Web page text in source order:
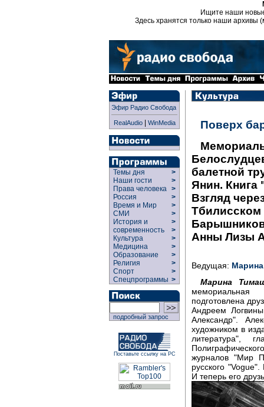
Ищите наши
Здесь хранятся только наши архивы
Эфир Радио Свобода
RealAudio| WinMedia
Темы дня
>
Наши гости
>
Права человека >
Россия
>
Время и Мир
>
СМИ
>
История и
современность
>
>
Культура
>
Медицина
>
Образование
>
Религия
>
Спорт
>
Спецпрограммы >
подробный запрос
Поставьте ссылку на РС
Поверх
балетной
Янин.
Взгляд
Тбилисском
Анны Лизы
Ведущая:
Марина
подготовлена
Андреем
Александр".
художником в
литература",
журналов "Мир
русского
И теперь его